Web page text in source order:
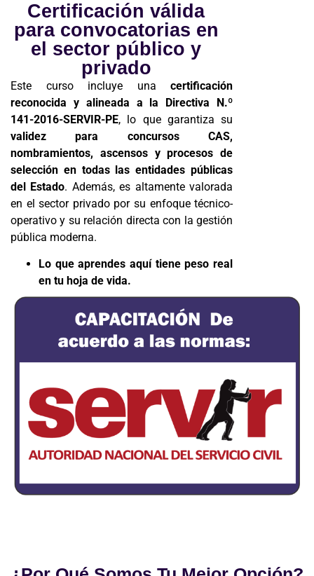
Certificación válida
para convocatorias en
el sector público y
privado
Este curso incluye unacertificación
reconocida y alineada a la Directiva N.º
141-2016-SERVIR-PE, lo que garantiza su
validez para concursos CAS,
nombramientos, ascensos y procesos de
selección en todas las entidades públicas
del Estado. Además, es altamente valorada
en el sector privado por su enfoque técnico-
operativo y su relación directa con la gestión
pública moderna.
Lo que aprendes aquí tiene peso real
en tu hoja de vida.